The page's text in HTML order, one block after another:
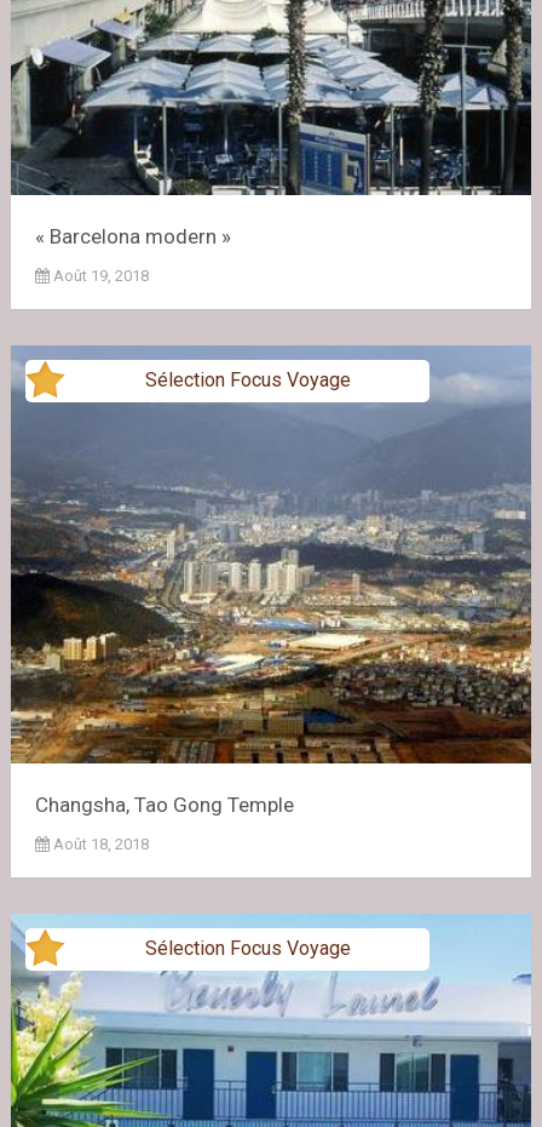
« Barcelona modern »
Août 19, 2018
Sélection Focus Voyage
Changsha, Tao Gong Temple
Août 18, 2018
Sélection Focus Voyage